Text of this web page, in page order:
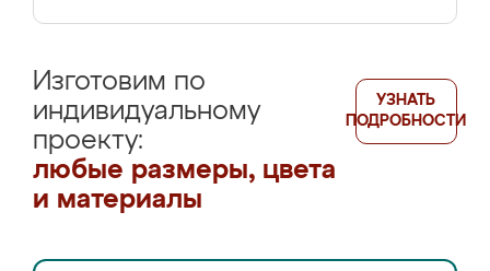
Изготовим по
индивидуальному
проекту:
любые размеры, цвета
и материалы
УЗНАТЬ
ПОДРОБНОСТИ